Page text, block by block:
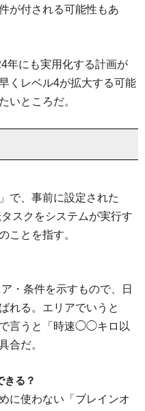
が付される可能性もあ
年にも実用化する計画が
くレベル4が拡大する可能
いところだ。
で、事前に設定された
スクをシステムが実行す
ことを指す。
・条件を示すもので、日
れる。エリアでいうと
言うと「時速◯◯キロ以
合だ。
きる？
に使わない「ブレインオ